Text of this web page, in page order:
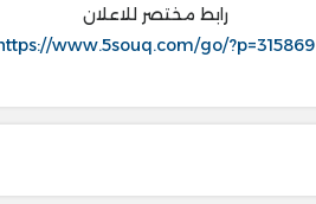
رابط مختصر للاعلان
www.5souq.com/go/?p=315869